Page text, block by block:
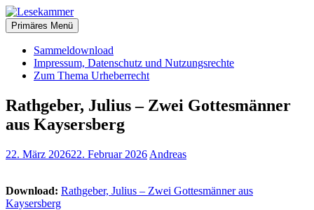
Zum
Inhalt
springen
Lesekammer
christliche Bücher zum kostenlosen Download
Primäres Menü
Sammeldownload
Impressum, Datenschutz und Nutzungsrechte
Zum Thema Urheberrecht
Rathgeber, Julius – Zwei Gottesmänner
aus Kaysersberg
22. März 202622. Februar 2026 Andreas
Download: Rathgeber, Julius – Zwei Gottesmänner aus
Kaysersberg